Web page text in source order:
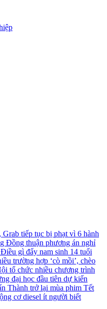
Grab tiếp tục bị phạt vì 6 hành
Đồng thuận phương án nghỉ
Điều gì đẩy nam sinh 14 tuổi
trường hợp ‘cò mồi’, chèo
tổ chức nhiều chương trình
đại học đầu tiên dự kiến
Thành trở lại mùa phim Tết
cơ diesel ít người biết